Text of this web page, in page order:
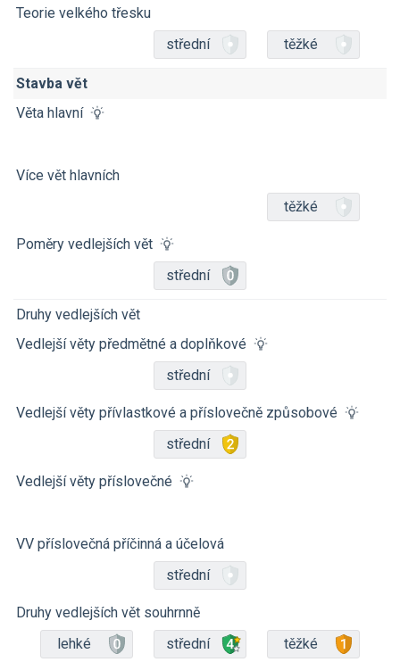
Teorie velkého třesku
střední
těžké
Stavba vět
Věta hlavní
Více vět hlavních
těžké
Poměry vedlejších vět
střední
Druhy vedlejších vět
Vedlejší věty předmětné a doplňkové
střední
Vedlejší věty přívlastkové a příslovečně způsobové
střední
Vedlejší věty příslovečné
VV příslovečná příčinná a účelová
střední
Druhy vedlejších vět souhrnně
lehké
střední těžké